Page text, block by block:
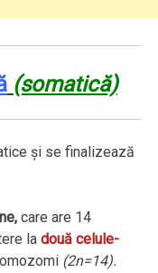
(somatică)
şi se finalizează
care are 14
ladouă celule-
(2n=14).